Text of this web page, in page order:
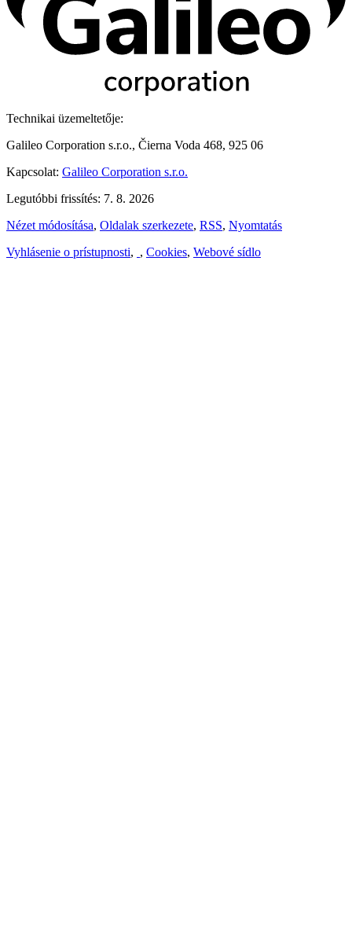
Technikai üzemeltetője:
Galileo Corporation s.r.o., Čierna Voda 468, 925 06
Kapcsolat: Galileo Corporation s.r.o.
Legutóbbi frissítés: 7. 8. 2026
Nézet módosítása, Oldalak szerkezete, RSS, Nyomtatás
Vyhlásenie o prístupnosti, , Cookies, Webové sídlo